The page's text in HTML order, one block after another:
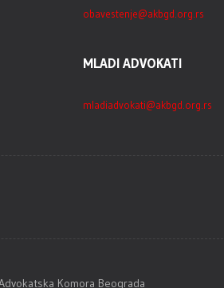
obavestenje@akbgd.org.rs
MLADI ADVOKATI
mladiadvokati@akbgd.org.rs
Komora Beograda